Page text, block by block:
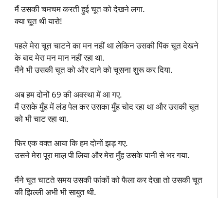
मैं उसकी चमचम करती हुई चूत को देखने लगा.
क्या चूत थी यारो!
पहले मेरा चूत चाटने का मन नहीं था लेकिन उसकी पिंक चूत देखने
के बाद मेरा मन मान नहीं रहा था.
मैंने भी उसकी चूत को और दाने को चूसना शुरू कर दिया.
अब हम दोनों 69 की अवस्था में आ गए.
मैं उसके मुँह में लंड पेल कर उसका मुँह चोद रहा था और उसकी चूत
को भी चाट रहा था.
फिर एक वक्त आया कि हम दोनों झड़ गए.
उसने मेरा पूरा माल़ पी लिया और मेरा मुँह उसके पानी से भर गया.
मैंने चूत चाटते समय उसकी फांकों को फैला कर देखा तो उसकी चूत
की झिल्ली अभी भी साबुत थी.